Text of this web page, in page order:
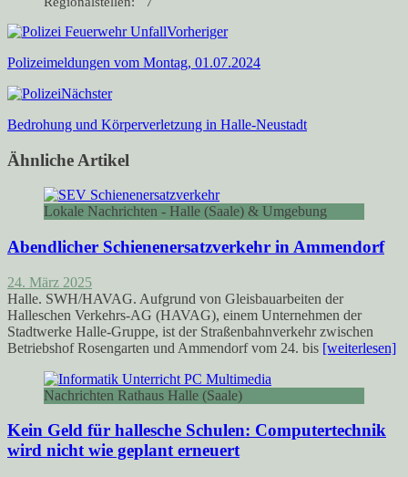
Vorheriger
Polizeimeldungen vom Montag, 01.07.2024
Nächster
Bedrohung und Körperverletzung in Halle-Neustadt
Ähnliche Artikel
Lokale Nachrichten - Halle (Saale) & Umgebung
Abendlicher Schienenersatzverkehr in Ammendorf
24. März 2025
Halle. SWH/HAVAG. Aufgrund von Gleisbauarbeiten der
Halleschen Verkehrs-AG (HAVAG), einem Unternehmen der
Stadtwerke Halle-Gruppe, ist der Straßenbahnverkehr zwischen
Betriebshof Rosengarten und Ammendorf vom 24. bis [weiterlesen]
Nachrichten Rathaus Halle (Saale)
Kein Geld für hallesche Schulen: Computertechnik
wird nicht wie geplant erneuert